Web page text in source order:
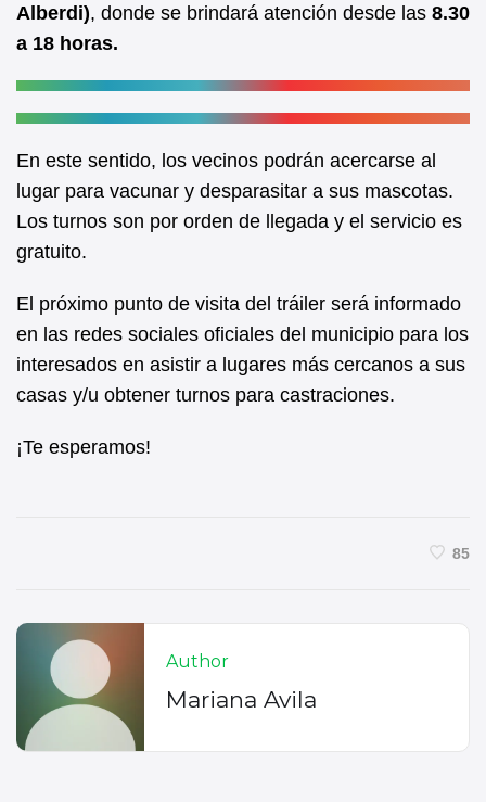
Alberdi), donde se brindará atención desde las 8.30
a 18 horas.
En este sentido, los vecinos podrán acercarse al
lugar para vacunar y desparasitar a sus mascotas.
Los turnos son por orden de llegada y el servicio es
gratuito.
El próximo punto de visita del tráiler será informado
en las redes sociales oficiales del municipio para los
interesados en asistir a lugares más cercanos a sus
casas y/u obtener turnos para castraciones.
¡Te esperamos!
85
Author
Mariana Avila